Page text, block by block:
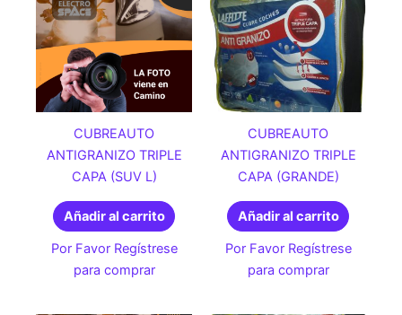
CUBREAUTO
ANTIGRANIZO TRIPLE
CAPA (SUV L)
Añadir al carrito
Por Favor Regístrese
para comprar
CUBREAUTO
ANTIGRANIZO TRIPLE
CAPA (GRANDE)
Añadir al carrito
Por Favor Regístrese
para comprar